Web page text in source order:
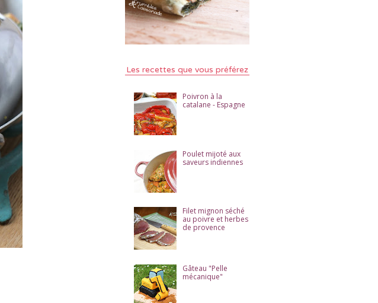
Les recettes que vous préférez
Poivron à la
catalane - Espagne
Poulet mijoté aux
saveurs indiennes
Filet mignon séché
au poivre et herbes
de provence
Gâteau "Pelle
mécanique"